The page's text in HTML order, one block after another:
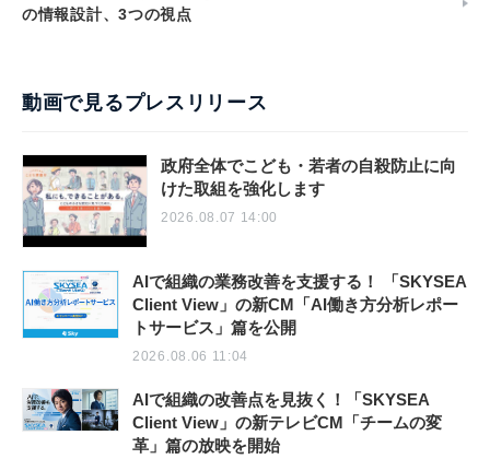
の情報設計、3つの視点
動画で見るプレスリリース
政府全体でこども・若者の自殺防止に向
けた取組を強化します
2026.08.07 14:00
AIで組織の業務改善を支援する！ 「SKYSEA
Client View」の新CM「AI働き方分析レポー
トサービス」篇を公開
2026.08.06 11:04
AIで組織の改善点を見抜く！「SKYSEA
Client View」の新テレビCM「チームの変
革」篇の放映を開始